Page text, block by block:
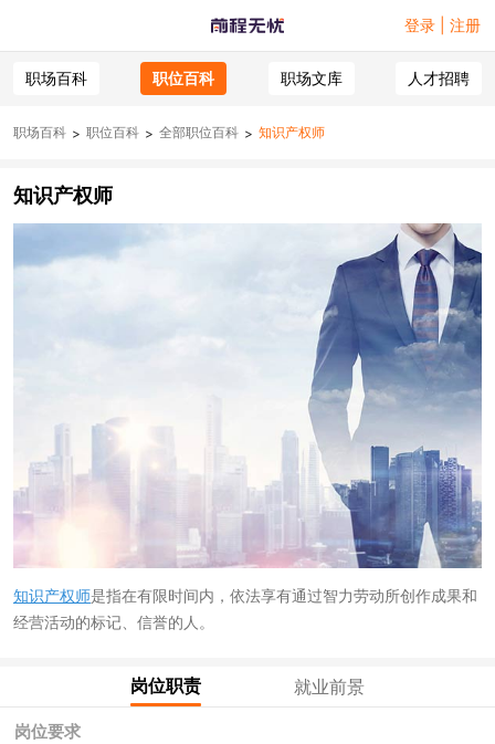
登录 | 注册
职场百科 职位百科 职场文库 人才招聘
职场百科 > 职位百科 > 全部职位百科 > 知识产权师
知识产权师
知识产权师是指在有限时间内，依法享有通过智力劳动所创作成果和
经营活动的标记、信誉的人。
岗位职责 就业前景
岗位要求